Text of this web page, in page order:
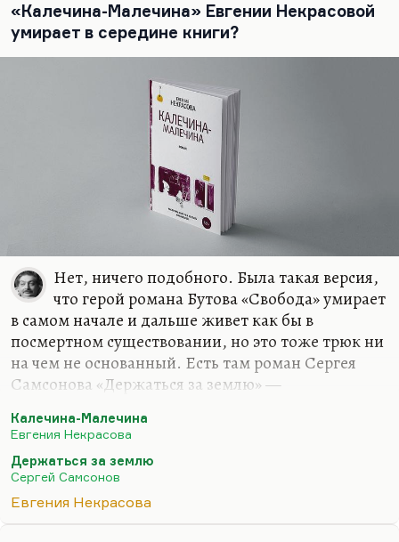
«Калечина-Малечина» Евгении Некрасовой
умирает в середине книги?
Нет, ничего подобного. Была такая версия,
что герой романа Бутова «Свобода» умирает
в самом начале и дальше живет как бы в
посмертном существовании, но это тоже трюк ни
на чем не основанный. Есть там роман Сергея
Самсонова «Держаться за землю» —
произведение на донецко-луганском материале.
За счет оригинальности материала, большого
объема и такого надрыва авторского тоже
некоторые шансы имеет. Сергей Самсонов —
человек отнюдь не бездарный, но стилистически
Калечина-Малечина
Евгения Некрасова
Держаться за землю
Сергей Самсонов
Евгения Некрасова